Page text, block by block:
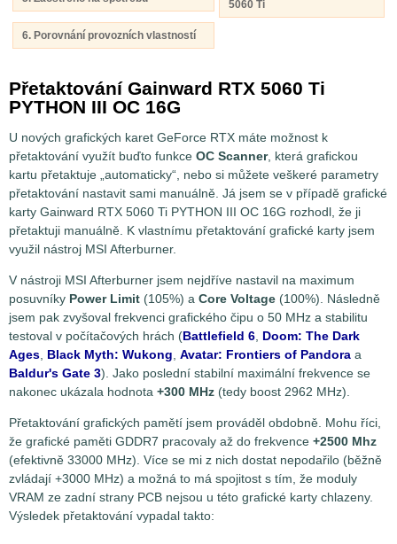
5060 Ti
6. Porovnání provozních vlastností
Přetaktování Gainward RTX 5060 Ti
PYTHON III OC 16G
U nových grafických karet GeForce RTX máte možnost k
přetaktování využít buďto funkce OC Scanner, která grafickou
kartu přetaktuje „automaticky“, nebo si můžete veškeré parametry
přetaktování nastavit sami manuálně. Já jsem se v případě grafické
karty Gainward RTX 5060 Ti PYTHON III OC 16G rozhodl, že ji
přetaktuji manuálně. K vlastnímu přetaktování grafické karty jsem
využil nástroj MSI Afterburner.
V nástroji MSI Afterburner jsem nejdříve nastavil na maximum
posuvníky Power Limit (105%) a Core Voltage (100%). Následně
jsem pak zvyšoval frekvenci grafického čipu o 50 MHz a stabilitu
testoval v počítačových hrách (Battlefield 6, Doom: The Dark
Ages, Black Myth: Wukong, Avatar: Frontiers of Pandora a
Baldur's Gate 3). Jako poslední stabilní maximální frekvence se
nakonec ukázala hodnota +300 MHz (tedy boost 2962 MHz).
Přetaktování grafických pamětí jsem prováděl obdobně. Mohu říci,
že grafické paměti GDDR7 pracovaly až do frekvence +2500 Mhz
(efektivně 33000 MHz). Více se mi z nich dostat nepodařilo (běžně
zvládají +3000 MHz) a možná to má spojitost s tím, že moduly
VRAM ze zadní strany PCB nejsou u této grafické karty chlazeny.
Výsledek přetaktování vypadal takto: